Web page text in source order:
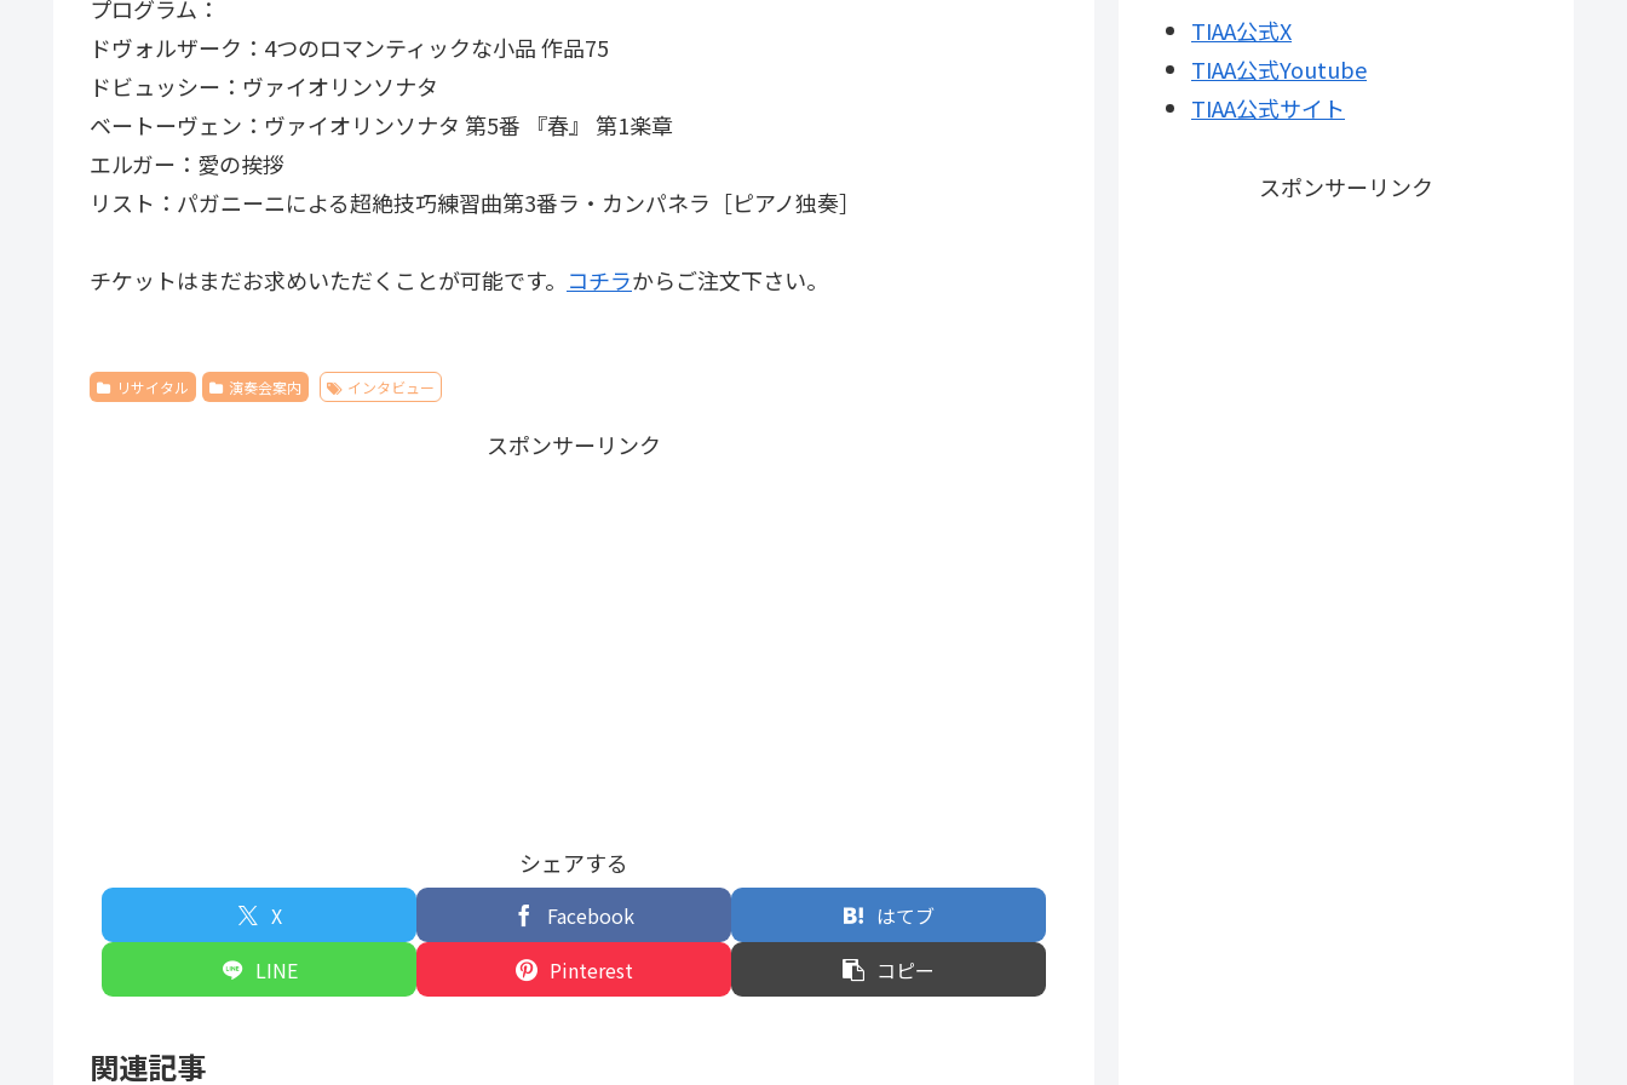
プログラム：
ドヴォルザーク：4つのロマンティックな小品 作品75
ドビュッシー：ヴァイオリンソナタ
ベートーヴェン：ヴァイオリンソナタ 第5番 『春』 第1楽章
エルガー：愛の挨拶
リスト：パガニーニによる超絶技巧練習曲第3番ラ・カンパネラ［ピアノ独奏］
チケットはまだお求めいただくことが可能です。 コチラからご注文下さい。
リサイタル 演奏会案内 インタビュー
スポンサーリンク
シェアする
X Facebook
はてブ
LINE
Pinterest コピー
関連記事
TIAA公式X
TIAA公式Youtube
TIAA公式サイト
スポンサーリンク